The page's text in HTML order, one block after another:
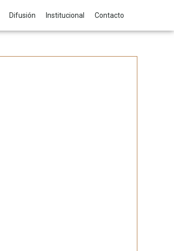
Difusión Institucional Contacto